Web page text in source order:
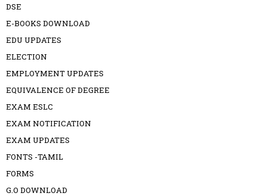
DSE
E-BOOKS DOWNLOAD
EDU UPDATES
ELECTION
EMPLOYMENT UPDATES
EQUIVALENCE OF DEGREE
EXAM ESLC
EXAM NOTIFICATION
EXAM UPDATES
FONTS -TAMIL
FORMS
G.O DOWNLOAD